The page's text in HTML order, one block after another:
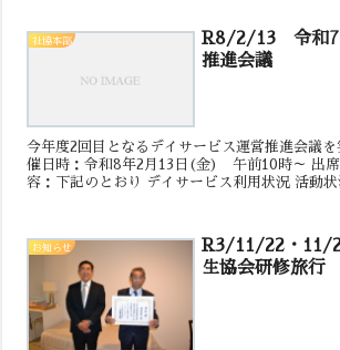
社協本部
R8/2/13 令和7
推進会議
今年度2回目となるデイサービス運営推進会議を実
催日時：令和8年2月13日(金) 午前10時～ 出席
容：下記のとおり デイサービス利用状況 活動状況 苦情の状況 事
お知らせ
R3/11/22・11/
生協会研修旅行